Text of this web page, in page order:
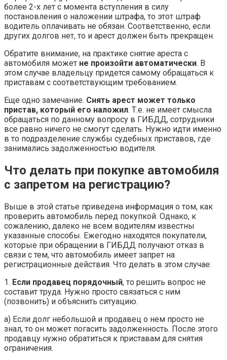
более 2-х лет с момента вступления в силу
постановления о наложении штрафа, то этот штраф
водитель оплачивать не обязан. Соответственно, если
других долгов нет, то и арест должен быть прекращен.
Обратите внимание, на практике снятие ареста с
автомобиля может не произойти автоматически. В
этом случае владельцу придется самому обращаться к
приставам с соответствующим требованием.
Еще одно замечание. Снять арест может только
пристав, который его наложил. Т.е. не имеет смысла
обращаться по данному вопросу в ГИБДД, сотрудники
все равно ничего не смогут сделать. Нужно идти именно
в то подразделение службы судебных приставов, где
занимались задолженностью водителя.
Что делать при покупке автомобиля
с запретом на регистрацию?
Выше в этой статье приведена информация о том, как
проверить автомобиль перед покупкой. Однако, к
сожалению, далеко не всем водителям известны
указанные способы. Ежегодно находятся покупатели,
которые при обращении в ГИБДД получают отказ в
связи с тем, что автомобиль имеет запрет на
регистрационные действия. Что делать в этом случае:
1. Если продавец порядочный, то решить вопрос не
составит труда. Нужно просто связаться с ним
(позвонить) и объяснить ситуацию.
а) Если долг небольшой и продавец о нем просто не
знал, то он может погасить задолженность. После этого
продавцу нужно обратиться к приставам для снятия
ограничения.